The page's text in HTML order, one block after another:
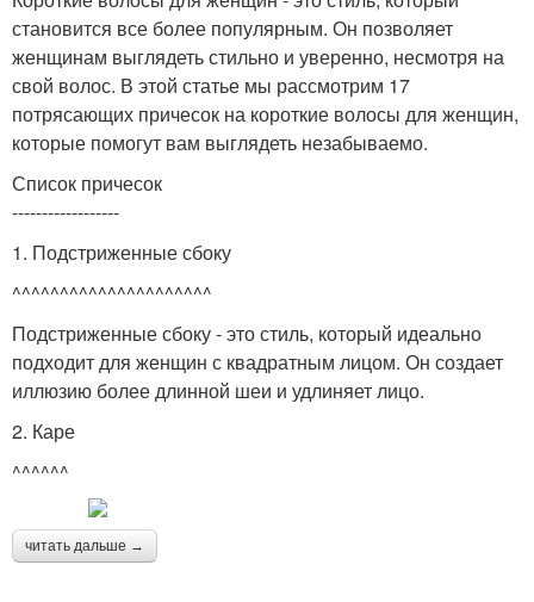
становится все более популярным. Он позволяет
женщинам выглядеть стильно и уверенно, несмотря на
свой волос. В этой статье мы рассмотрим 17
потрясающих причесок на короткие волосы для женщин,
которые помогут вам выглядеть незабываемо.
Список причесок
------------------
1. Подстриженные сбоку
^^^^^^^^^^^^^^^^^^^^^
Подстриженные сбоку - это стиль, который идеально
подходит для женщин с квадратным лицом. Он создает
иллюзию более длинной шеи и удлиняет лицо.
2. Каре
^^^^^^
читать дальше →